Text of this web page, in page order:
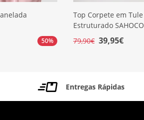
50%
Top Corpete em Tule
Estruturado SAHOCO
79,90€ 39,95€
Entregas Rápidas